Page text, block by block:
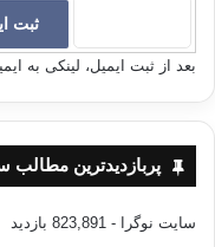
بعد از ثبت ایمیل، لینکی به
پربازدیدترین مطالب
سایت نوگرا - 823,891 بازدید